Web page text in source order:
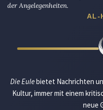
der Angelegenheiten.
AL-
Die Eulebietet Nachrichten
Kultur, immer mit einem
neue